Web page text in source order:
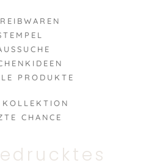
PRODUKTE
KOLLEKTION
CHANCE